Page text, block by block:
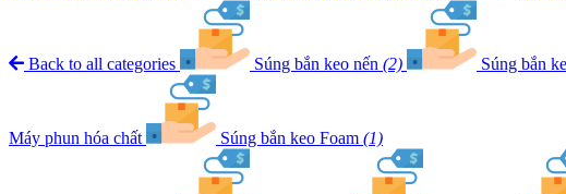
Back to all categories Súng bắn keo nến (2) Súng bắn
Máy phun hóa chất Súng bắn keo Foam (1)